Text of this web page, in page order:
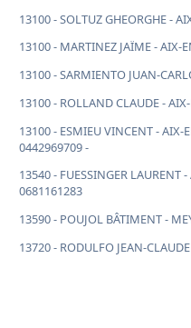
13100 - SOLTUZ GHEORGHE -
13100 - MARTINEZ JAÏME -
13100 - SARMIENTO JUAN-
13100 - ROLLAND CLAUDE -
13100 - ESMIEU VINCENT -
0442969709 -
13540 - FUESSINGER
0681161283
13590 - POUJOL BÂTIMENT -
13720 - RODULFO JEAN-